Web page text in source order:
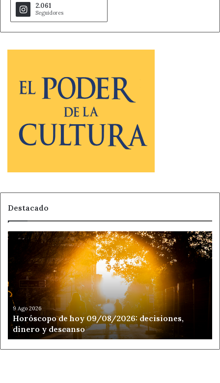
2.061
Seguidores
Destacado
Horóscopo
09/08/2026:
decisiones,
dinero
y
descanso
9 Ago 2026
Horóscopo de hoy 09/08/2026: decisiones,
dinero y descanso